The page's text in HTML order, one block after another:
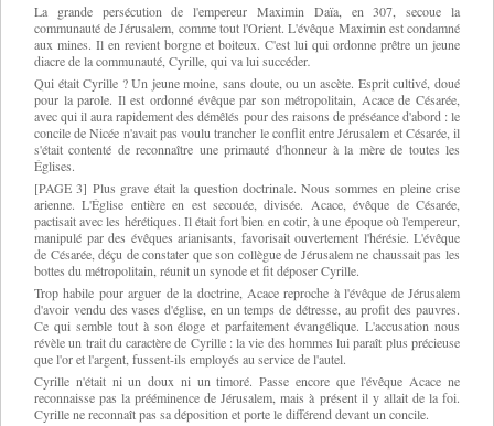
La grande persécution de l'empereur Maximin Daïa, en 307, secoue la
communauté de Jérusalem, comme tout l'Orient. L'évêque Maximin est condamné
aux mines. Il en revient borgne et boiteux. C'est lui qui ordonne prêtre un jeune
diacre de la communauté, Cyrille, qui va lui succéder
Qui était Cyrille ? Un jeune moine, sans doute, ou un ascète. Esprit cultivé, doué
pour la parole. Il est ordonné évêque par son métropolitain, Acace de Césarée,
avec qui il aura rapidement des démêlés pour des raisons de préséance d'abord : le
concile de Nicée n'avait pas voulu trancher le conflit entre Jérusalem et Césarée, il
s'était contenté de reconnaître une primauté d'honneur à la mère de toutes les
Églises.
[PAGE 3] Plus grave était la question doctrinale. Nous sommes en pleine crise
arienne. L'Église entière en est secouée, divisée. Acace, évêque de Césarée,
pactisait avec les hérétiques. Il était fort bien en cotir, à une époque où l'empereur,
manipulé par des évêques arianisants, favorisait ouvertement l'hérésie. L'évêque
de Césarée, déçu de constater que son collègue de Jérusalem ne chaussait pas les
bottes du métropolitain, réunit un synode et fit déposer Cyrille.
Trop habile pour arguer de la doctrine, Acace reproche à l'évêque de Jérusalem
d'avoir vendu des vases d'église, en un temps de détresse, au profit des pauvres.
Ce qui semble tout à son éloge et parfaitement évangélique. L'accusation nous
révèle un trait du caractère de Cyrille : la vie des hommes lui paraît plus précieuse
que l'or et l'argent, fussent-ils employés au service de l'autel.
Cyrille n'était ni un doux ni un timoré. Passe encore que l'évêque Acace ne
reconnaisse pas la prééminence de Jérusalem, mais à présent il y allait de la foi.
Cyrille ne reconnaît pas sa déposition et porte le différend devant un concile.